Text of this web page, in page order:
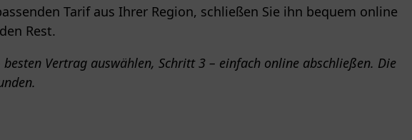
Tarif aus Ihrer Region, schließen Sie ihn bequem online
Rest.